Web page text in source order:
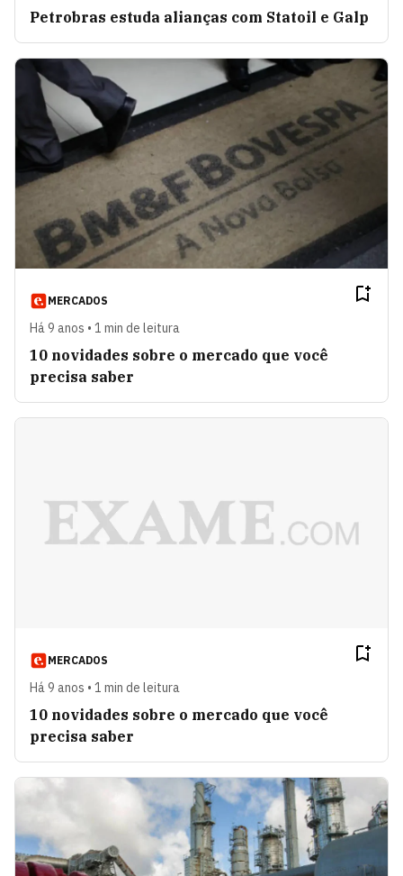
Petrobras estuda alianças com Statoil e Galp
MERCADOS
Há 9 anos • 1 min de leitura
10 novidades sobre o mercado que você
precisa saber
MERCADOS
Há 9 anos • 1 min de leitura
10 novidades sobre o mercado que você
precisa saber